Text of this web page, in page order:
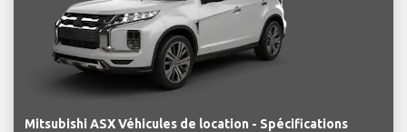
Mitsubishi ASX Véhicules de location - Spécifications